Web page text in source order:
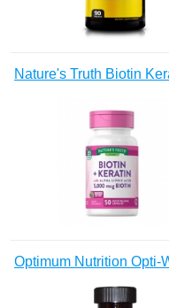
Nature's Truth Biotin
Optimum Nutrition Opti-